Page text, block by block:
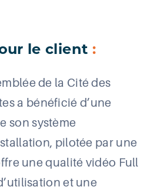
le client :
de la Cité des
a bénéficié d’une
son système
pilotée par une
une qualité vidéo Full
et une